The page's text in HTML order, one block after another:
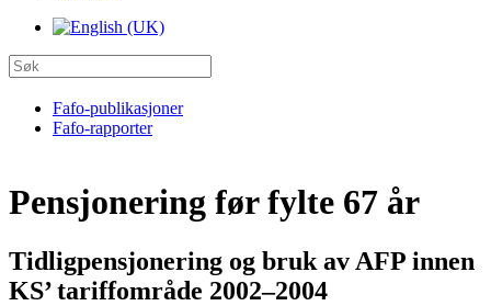
Fafo-publikasjoner
Fafo-rapporter
Pensjonering før fylte 67 år
Tidligpensjonering og bruk av AFP innen
KS’ tariffområde 2002–2004